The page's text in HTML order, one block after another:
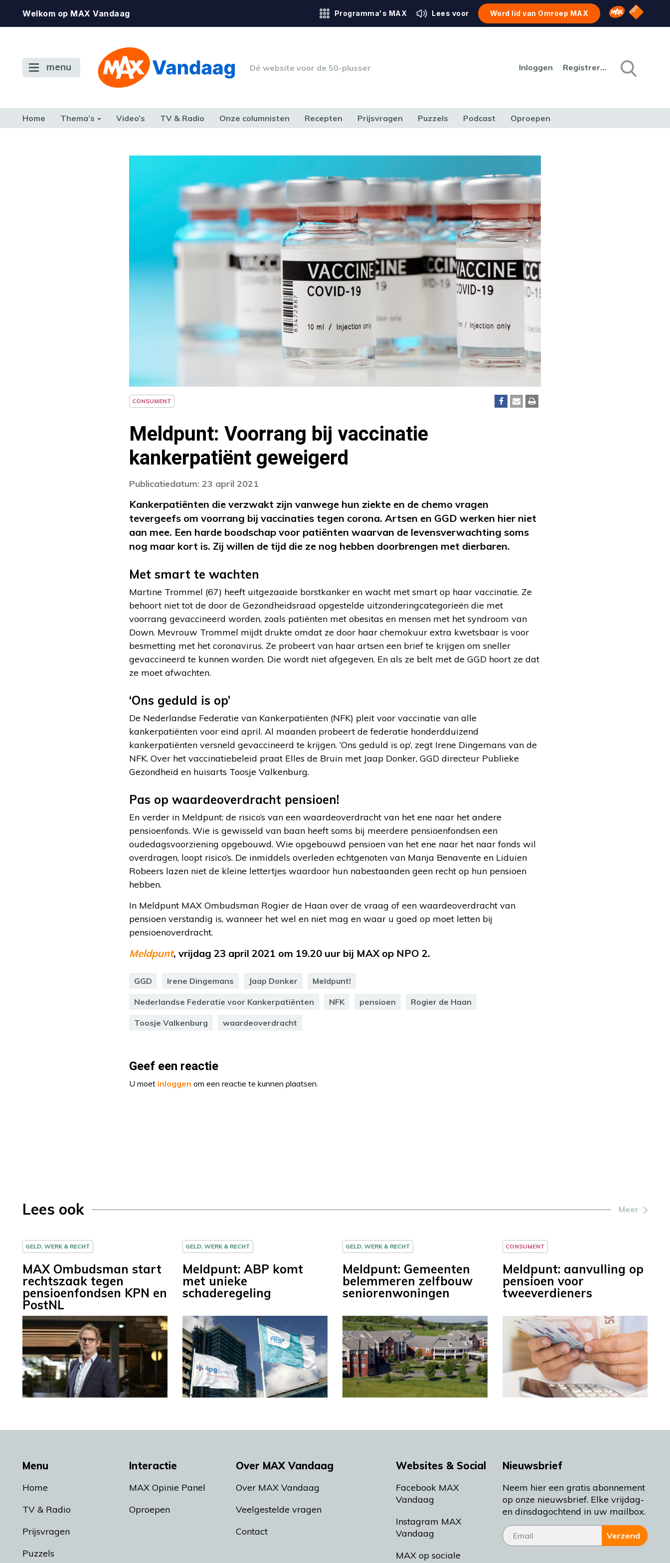
Welkom op MAX Vandaag Programma's MAX Lees voor Word lid van Omroep MAX Omroep MAX
NPO
menu Dé website voor de 50-plusser Inloggen Registreren
Home Thema’s Video’s TV & Radio Onze columnisten Recepten Prijsvragen Puzzels Podcast Oproepen
CONSUMENT
Meldpunt: Voorrang bij vaccinatie
kankerpatiënt geweigerd
Publicatiedatum: 23 april 2021
Kankerpatiënten die verzwakt zijn vanwege hun ziekte en de chemo vragen
tevergeefs om voorrang bij vaccinaties tegen corona. Artsen en GGD werken hier niet
aan mee. Een harde boodschap voor patiënten waarvan de levensverwachting soms
nog maar kort is. Zij willen de tijd die ze nog hebben doorbrengen met dierbaren.
Met smart te wachten
Martine Trommel (67) heeft uitgezaaide borstkanker en wacht met smart op haar vaccinatie. Ze
behoort niet tot de door de Gezondheidsraad opgestelde uitzonderingcategorieën die met
voorrang gevaccineerd worden, zoals patiënten met obesitas en mensen met het syndroom van
Down. Mevrouw Trommel mijdt drukte omdat ze door haar chemokuur extra kwetsbaar is voor
besmetting met het coronavirus. Ze probeert van haar artsen een brief te krijgen om sneller
gevaccineerd te kunnen worden. Die wordt niet afgegeven. En als ze belt met de GGD hoort ze dat
ze moet afwachten.
‘Ons geduld is op’
De Nederlandse Federatie van Kankerpatiënten (NFK) pleit voor vaccinatie van alle
kankerpatiënten voor eind april. Al maanden probeert de federatie honderdduizend
kankerpatiënten versneld gevaccineerd te krijgen. ‘Ons geduld is op’, zegt Irene Dingemans van de
NFK. Over het vaccinatiebeleid praat Elles de Bruin met Jaap Donker, GGD directeur Publieke
Gezondheid en huisarts Toosje Valkenburg.
Pas op waardeoverdracht pensioen!
En verder in Meldpunt: de risico’s van een waardeoverdracht van het ene naar het andere
pensioenfonds. Wie is gewisseld van baan heeft soms bij meerdere pensioenfondsen een
oudedagsvoorziening opgebouwd. Wie opgebouwd pensioen van het ene naar het naar fonds wil
overdragen, loopt risico’s. De inmiddels overleden echtgenoten van Manja Benavente en Liduien
Robeers lazen niet de kleine lettertjes waardoor hun nabestaanden geen recht op hun pensioen
hebben.
In Meldpunt MAX Ombudsman Rogier de Haan over de vraag of een waardeoverdracht van
pensioen verstandig is, wanneer het wel en niet mag en waar u goed op moet letten bij
pensioenoverdracht.
Meldpunt, vrijdag 23 april 2021 om 19.20 uur bij MAX op NPO 2.
GGD Irene Dingemans Jaap Donker Meldpunt!
Nederlandse Federatie voor Kankerpatiënten NFK pensioen Rogier de Haan
Toosje Valkenburg waardeoverdracht
Geef een reactie
U moet inloggen om een reactie te kunnen plaatsen.
Lees ook Meer
GELD, WERK & RECHT
MAX Ombudsman start
rechtszaak tegen
pensioenfondsen KPN en
PostNL
GELD, WERK & RECHT
Meldpunt: ABP komt
met unieke
schaderegeling
GELD, WERK & RECHT
Meldpunt: Gemeenten
belemmeren zelfbouw
seniorenwoningen
CONSUMENT
Meldpunt: aanvulling op
pensioen voor
tweeverdieners
Menu
Home
TV & Radio
Prijsvragen
Puzzels
Interactie
MAX Opinie Panel
Oproepen
Over MAX Vandaag
Over MAX Vandaag
Veelgestelde vragen
Contact
Websites & Social
Facebook MAX
Vandaag
Instagram MAX
Vandaag
MAX op sociale
Nieuwsbrief
Neem hier een gratis abonnement
op onze nieuwsbrief. Elke vrijdag-
en dinsdagochtend in uw mailbox.
Verzend